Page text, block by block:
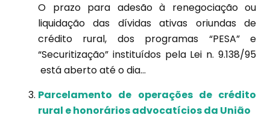
O prazo para adesão à renegociação ou
liquidação das dívidas ativas oriundas de
crédito rural, dos programas “PESA” e
“Securitização” instituídos pela Lei n. 9.138/95
está aberto até o dia...
Parcelamento de operações de crédito
rural e honorários advocatícios da União